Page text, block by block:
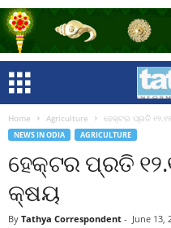
Home Agriculture ହେକ୍ଟର ପ୍ରତି
NEWS IN ODIA AGRICULTURE
ହେକ୍ଟର ପ୍ରତି
କ୍ଷୟ
By Tathya Correspondent - June 13,